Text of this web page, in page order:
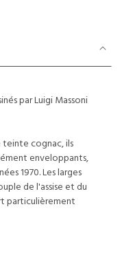
par Luigi Massoni
teinte cognac, ils
enveloppants,
1970. Les larges
de l'assise et du
particulièrement